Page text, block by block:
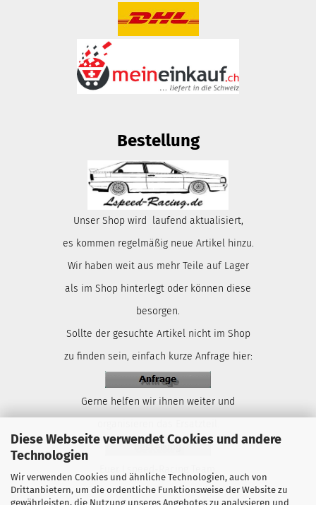
Diese Webseite verwendet Cookies und andere
Technologien
Wir verwenden Cookies und ähnliche Technologien, auch von
Drittanbietern, um die ordentliche Funktionsweise der Website zu
gewährleisten, die Nutzung unseres Angebotes zu analysieren und
Bestellung
Unser Shop wird laufend aktualisiert,
es kommen regelmäßig neue Artikel hinzu.
Wir haben weit aus mehr Teile auf Lager
als im Shop hinterlegt oder können diese
besorgen.
Sollte der gesuchte Artikel nicht im Shop
zu finden sein, einfach kurze Anfrage hier:
Gerne helfen wir ihnen weiter und